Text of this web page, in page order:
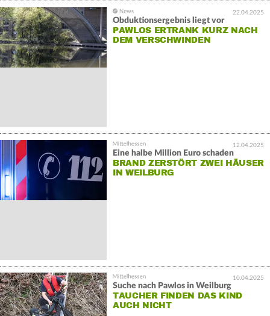
22.04.2025
Obduktionsergebnis liegt vor
PAWLOS ERTRANK KURZ NACH
DEM VERSCHWINDEN
12.04.2025
Eine halbe Million Euro schaden
BRAND ZERSTÖRT ZWEI HÄUSER
IN WEILBURG
10.04.2025
Suche nach Pawlos in Weilburg
TAUCHER FINDEN DAS KIND
AUCH NICHT